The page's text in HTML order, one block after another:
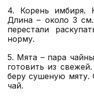
4. Корень имбиря.
Длина – около 3
перестали
норму.
5. Мята – пара
готовить из
беру сушеную мяту.
чай.